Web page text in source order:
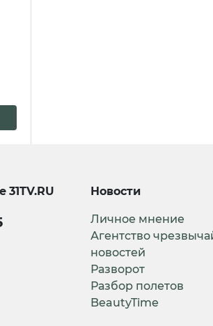
31TV.RU Новости
Личное мнение
Агентство
новостей
Разворот
Разбор полетов
BeautyTime